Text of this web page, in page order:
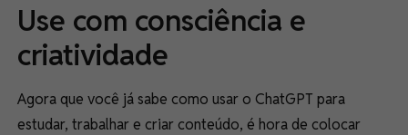
Use com consciência e
criatividade
Agora que você já sabe como usar o ChatGPT para
estudar, trabalhar e criar conteúdo, é hora de colocar